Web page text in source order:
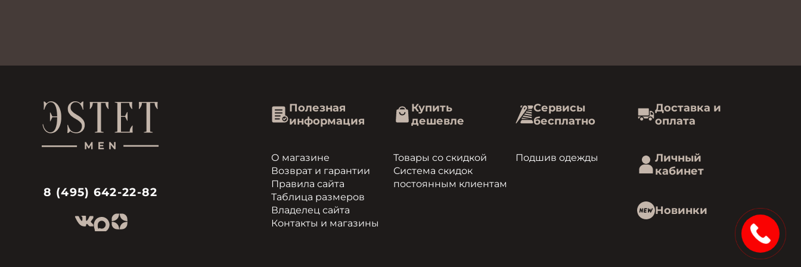
8 (495) 642-22-82
Полезная
информация
О магазине
Возврат и гарантии
Правила сайта
Таблица размеров
Владелец сайта
Контакты и магазины
Купить
дешевле
Товары со скидкой
Система скидок
постоянным клиентам
Сервисы
бесплатно
Подшив одежды
Доставка и
оплата
Личный
кабинет
Новинки